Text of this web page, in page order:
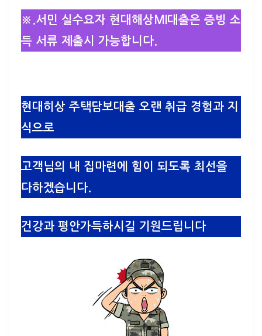
※.서민 실수요자 현대해상MI대출은 증빙 소
득 서류 제출시
가능합니다.
현대히상 주택담보대출 오랜 취급 경험과 지
식으로
고객님의 내 집마련에 힘이 되도록 최선을
다하겠습니다.
건강과 평안가득하시길 기원드립니다